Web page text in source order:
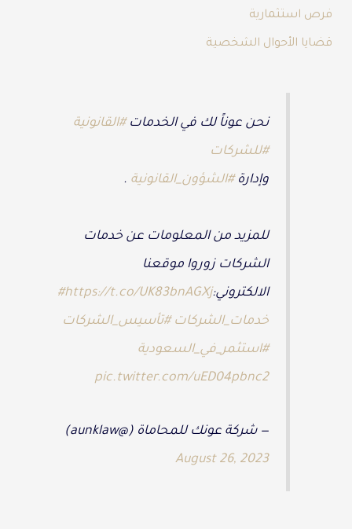
فرص استثمارية
قضايا الأحوال الشخصية
نحن عوناً لك في الخدمات#القانونية
#للشركات
وإدارة#الشؤون_القانونية .
للمزيد من المعلومات عن خدمات
الشركات زوروا موقعنا
الالكتروني:https://t.co/UK83bnAGXj
#
خدمات_الشركات #تأسيس_الشركات
#استثمر_في_السعودية
pic.twitter.com/uED04pbnc2
— شركة عونك للمحاماة (@aunklaw)
August 26, 2023